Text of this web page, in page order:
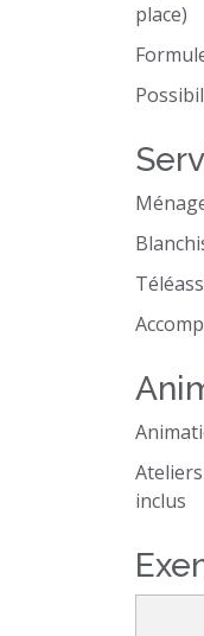
place)
inclus